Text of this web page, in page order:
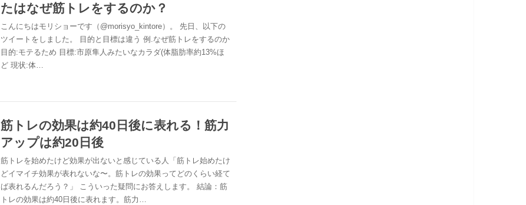
たはなぜ筋トレをするのか？
こんにちはモリショーです（@morisyo_kintore）。 先日、以下の
ツイートをしました。 目的と目標は違う 例.なぜ筋トレをするのか
目的:モテるため 目標:市原隼人みたいなカラダ(体脂肪率約13%ほ
ど 現状:体…
筋トレの効果は約40日後に表れる！筋力
アップは約20日後
筋トレを始めたけど効果が出ないと感じている人「筋トレ始めたけ
どイマイチ効果が表れないな〜。筋トレの効果ってどのくらい経て
ば表れるんだろう？」 こういった疑問にお答えします。 結論：筋
トレの効果は約40日後に表れます。筋力…